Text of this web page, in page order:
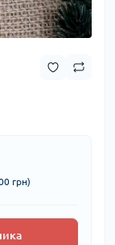
грн)